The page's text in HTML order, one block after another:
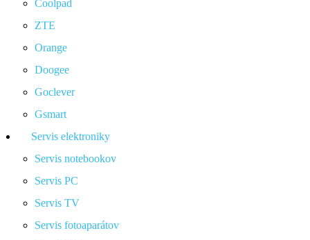
Coolpad
ZTE
Orange
Doogee
Goclever
Gsmart
Servis elektroniky
Servis notebookov
Servis PC
Servis TV
Servis fotoaparátov